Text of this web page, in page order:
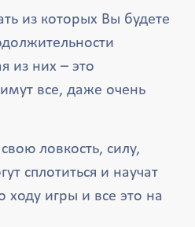
из которых Вы будете
из них – это
все, даже очень
ловкость, силу,
сплотиться и научат
игры и все это на